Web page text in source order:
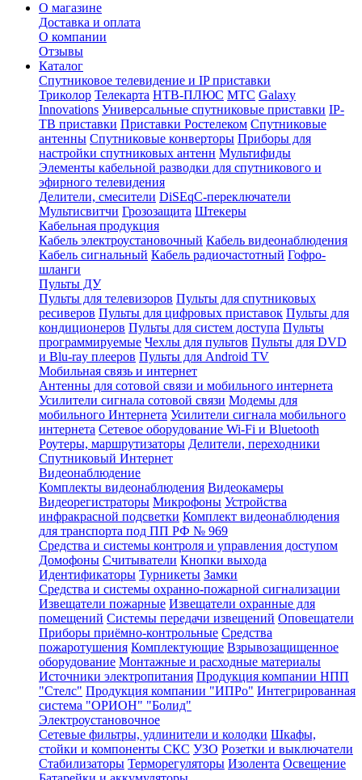
О магазине
Доставка и оплата
О компании
Отзывы
Каталог
Спутниковое телевидение и IP приставки
Триколор Телекарта НТВ-ПЛЮС МТС Galaxy
Innovations Универсальные спутниковые приставки IP-
ТВ приставки Приставки Ростелеком Спутниковые
антенны Спутниковые конверторы Приборы для
настройки спутниковых антенн Мультифиды
Элементы кабельной разводки для спутникового и
эфирного телевидения
Делители, смесители DiSEqC-переключатели
Мультисвитчи Грозозащита Штекеры
Кабельная продукция
Кабель электроустановочный Кабель видеонаблюдения
Кабель сигнальный Кабель радиочастотный Гофро-
шланги
Пульты ДУ
Пульты для телевизоров Пульты для спутниковых
ресиверов Пульты для цифровых приставок Пульты для
кондиционеров Пульты для систем доступа Пульты
программируемые Чехлы для пультов Пульты для DVD
и Blu-ray плееров Пульты для Android TV
Мобильная связь и интернет
Антенны для сотовой связи и мобильного интернета
Усилители сигнала сотовой связи Модемы для
мобильного Интернета Усилители сигнала мобильного
интернета Сетевое оборудование Wi-Fi и Bluetooth
Роутеры, маршрутизаторы Делители, переходники
Спутниковый Интернет
Видеонаблюдение
Комплекты видеонаблюдения Видеокамеры
Видеорегистраторы Микрофоны Устройства
инфракрасной подсветки Комплект видеонаблюдения
для транспорта под ПП РФ № 969
Средства и системы контроля и управления доступом
Домофоны Считыватели Кнопки выхода
Идентификаторы Турникеты Замки
Средства и системы охранно-пожарной сигнализации
Извещатели пожарные Извещатели охранные для
помещений Системы передачи извещений Оповещатели
Приборы приёмно-контрольные Средства
пожаротушения Комплектующие Взрывозащищенное
оборудование Монтажные и расходные материалы
Источники электропитания Продукция компании НПП
"Стелс" Продукция компании "ИПРо" Интегрированная
система "ОРИОН" "Болид"
Электроустановочное
Сетевые фильтры, удлинители и колодки Шкафы,
стойки и компоненты СКС УЗО Розетки и выключатели
Стабилизаторы Терморегуляторы Изолента Освещение